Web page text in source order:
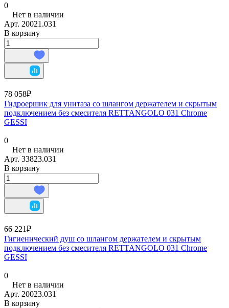
0
Нет в наличии
Арт. 20021.031
В корзину
78 058₽
Гидроершик для унитаза со шлангом держателем и скрытым
подключением без смесителя RETTANGOLO 031 Chrome
GESSI
0
Нет в наличии
Арт. 33823.031
В корзину
66 221₽
Гигиенический душ со шлангом держателем и скрытым
подключением без смесителя RETTANGOLO 031 Chrome
GESSI
0
Нет в наличии
Арт. 20023.031
В корзину